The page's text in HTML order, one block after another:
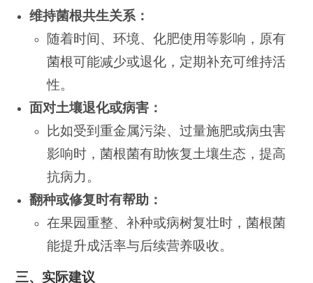
维持菌根共生关系：
随着时间、环境、化肥使用等影响，原有
菌根可能减少或退化，定期补充可维持活
性。
面对土壤退化或病害：
比如受到重金属污染、过量施肥或病虫害
影响时，菌根菌有助恢复土壤生态，提高
抗病力。
翻种或修复时有帮助：
在果园重整、补种或病树复壮时，菌根菌
能提升成活率与后续营养吸收。
三、实际建议